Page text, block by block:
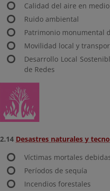
Calidad del aire en
Ruido ambiental
Patrimonio monumental
Movilidad local y
Desarrollo Local
de Redes
2.14 Desastres naturales y
Víctimas mortales
Períodos de sequía
Incendios forestales